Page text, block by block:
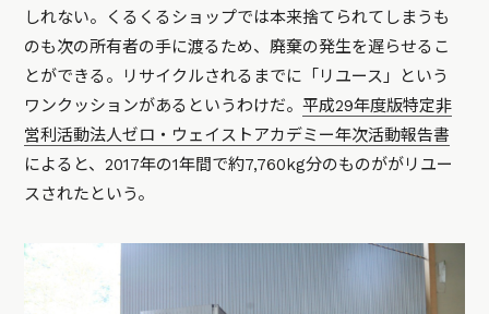
しれない。くるくるショップでは本来捨てられてしまうも
のも次の所有者の手に渡るため、廃棄の発生を遅らせるこ
とができる。リサイクルされるまでに「リユース」という
ワンクッションがあるというわけだ。平成29年度版特定非
営利活動法人ゼロ・ウェイストアカデミー年次活動報告書
によると、2017年の1年間で約7,760kg分のものががリユー
スされたという。